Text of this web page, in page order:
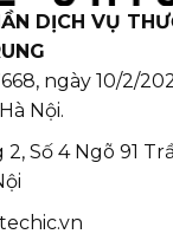
DỊCH VỤ
ngày 10/2/
Nội.
2, Số 4 Ngõ 91